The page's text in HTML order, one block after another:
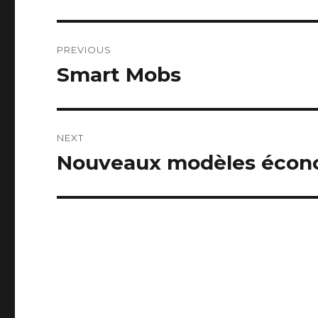
navigation
PREVIOUS
Previous
Smart Mobs
NEXT
Next
Nouveaux modèles